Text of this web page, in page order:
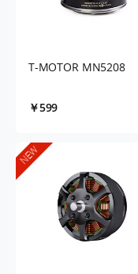
T-MOTOR MN5208
￥599
NEW